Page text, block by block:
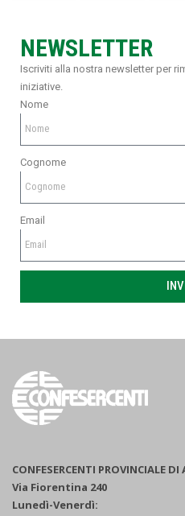
NEWSLETTER
Iscriviti alla nostra newsletter per
iniziative.
Nome
Cognome
Email
CONFESERCENTI PROVINCIALE DI
Via Fiorentina 240
Lunedì-Venerdì: